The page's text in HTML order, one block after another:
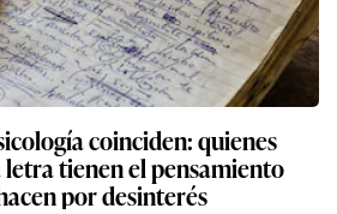
coinciden: quienes
tienen el pensamiento
por desinterés